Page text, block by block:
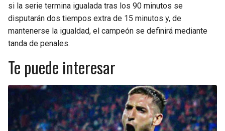
si la serie termina igualada tras los 90 minutos se
disputarán dos tiempos extra de 15 minutos y, de
mantenerse la igualdad, el campeón se definirá mediante
tanda de penales.
Te puede interesar